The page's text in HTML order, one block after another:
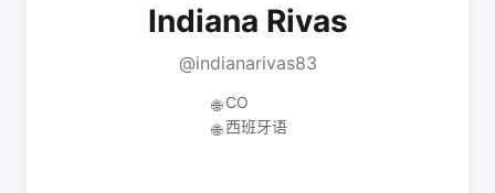
Indiana Rivas
@indianarivas83
🌐 CO
🌐 西班牙语